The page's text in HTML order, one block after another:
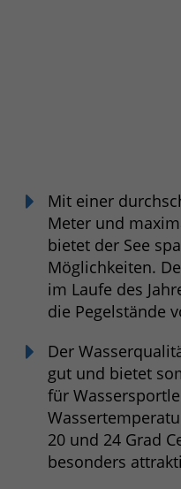
Mit einer
Meter und
bietet der See
Möglichkeiten.
im Laufe des
die Pegelstände
Der
gut und bietet
für
20 und 24 Grad
besonders